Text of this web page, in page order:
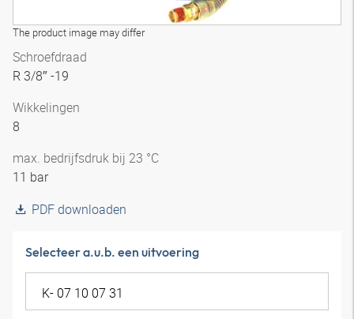
The product image may differ
Schroefdraad
R 3/8″ -19
Wikkelingen
8
max. bedrijfsdruk bij 23 °C
11 bar
PDF downloaden
Selecteer a.u.b. een uitvoering